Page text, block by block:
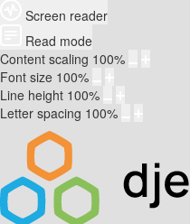
Screen reader
Read mode
Content scaling 100%
Font size 100%
Line height 100%
Letter spacing 100%